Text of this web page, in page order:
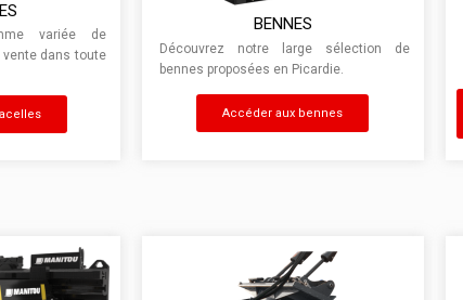
variée de
dans toute
BENNES
Découvrez notre large sélection de
bennes proposées en Picardie.
Accéder aux bennes